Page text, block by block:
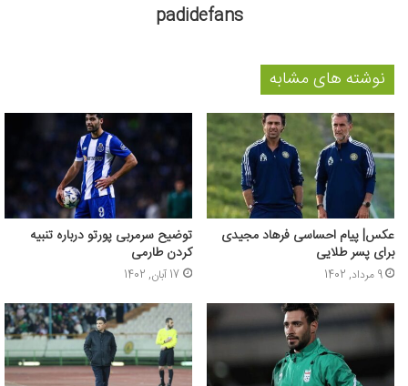
padidefans
نوشته های مشابه
عکس‌| پیام احساسی فرهاد مجیدی
برای پسر طلایی
9 مرداد, 1402
توضیح سرمربی پورتو درباره تنبیه
کردن طارمی
17 آبان, 1402